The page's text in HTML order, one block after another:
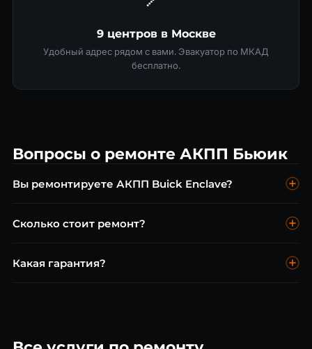
9 центров в Москве
Удобный адрес рядом с вами. Эвакуатор по МКАД
бесплатно.
Вопросы о ремонте АКПП Бьюик
Вы ремонтируете АКПП Buick Enclave?
Сколько стоит ремонт?
от 30 000 ₽.
Какая гарантия?